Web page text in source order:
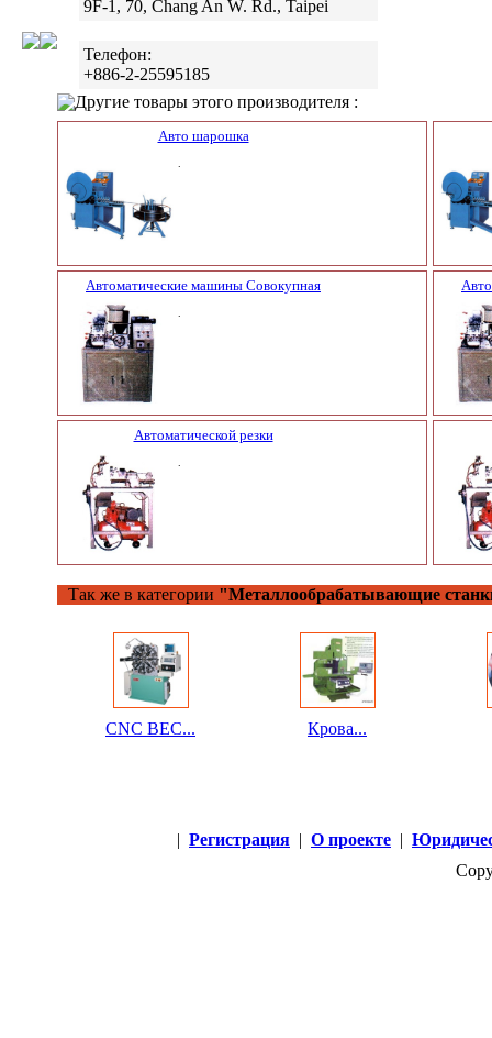
9F-1, 70, Chang An W. Rd., Taipei
Телефон:
+886-2-25595185
Другие товары этого производителя :
Авто шарошка
Автоматические машины Совокупная
Автоматической резки
Так же в категории "Металлообрабатывающие
CNC ВЕС... Крова...
| Регистрация | О проекте |